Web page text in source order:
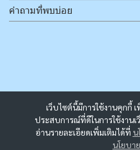
เว็บไซต์นี้มีการใช้งานคุกกี้
ประสบการณ์ที่ดีในการใช้งาน
อ่านรายละเอียดเพิ่มเติมได้ที่ น
นโยบา
คำถามที่พบบ่อย